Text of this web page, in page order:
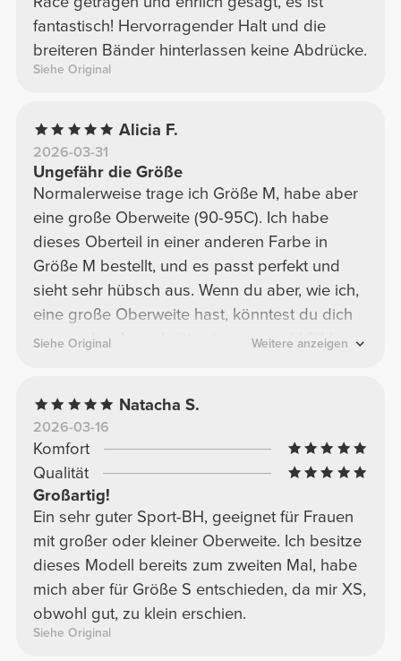
fantastisch! Hervorragender Halt und die
breiteren Bänder hinterlassen keine Abdrücke.
Siehe Original
Alicia F.
2026-03-31
Ungefähr die Größe
Normalerweise trage ich Größe M, habe aber
eine große Oberweite (90-95C). Ich habe
dieses Oberteil in einer anderen Farbe in
Größe M bestellt, und es passt perfekt und
sieht sehr hübsch aus. Wenn du aber, wie ich,
eine große Oberweite hast, könntest du dich
wegen des Ausschnitts etwas unwohl fühlen
lockerer geschnitten, bedeckt aber meine
Oberweite sehr gut und sieht trotzdem toll
aus!
Siehe Original Weitere anzeigen
Natacha S.
2026-03-16
Komfort
Qualität
Großartig!
Ein sehr guter Sport-BH, geeignet für Frauen
mit großer oder kleiner Oberweite. Ich besitze
dieses Modell bereits zum zweiten Mal, habe
mich aber für Größe S entschieden, da mir XS,
obwohl gut, zu klein erschien.
Siehe Original